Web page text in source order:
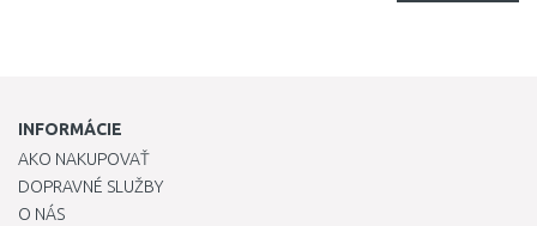
INFORMÁCIE
AKO NAKUPOVAŤ
DOPRAVNÉ SLUŽBY
O NÁS